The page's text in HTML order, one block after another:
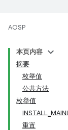
AOSP
本页内容
摘要
枚举值
公共方法
枚举值
重置